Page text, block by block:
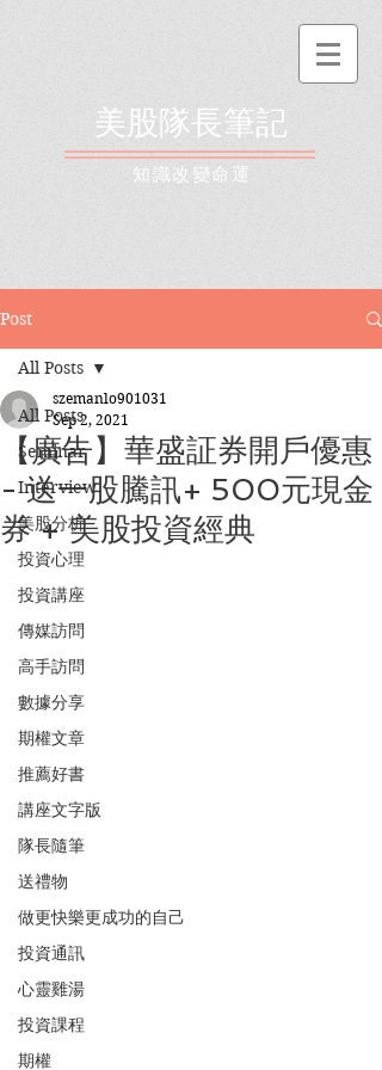
美股隊長筆記
​知識改變命運
Post
All Posts
Seminar
Interview
美股分析
投資心理
投資講座
傳媒訪問
高手訪問
數據分享
期權文章
推薦好書
講座文字版
隊長隨筆
送禮物
做更快樂更成功的自己
投資通訊
心靈雞湯
投資課程
期權
All Posts
【廣告】華盛証券開戶優惠
- 送一股騰訊+ 500元現金
券 + 美股投資經典
szemanlo901031
Sep 2, 2021